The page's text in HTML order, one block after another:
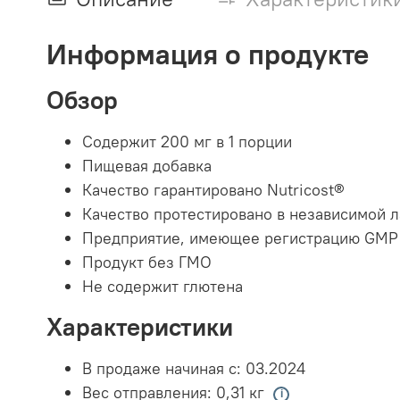
Информация о продукте
Обзор
Содержит 200 мг в 1 порции
Пищевая добавка
Качество гарантировано Nutricost®
Качество протестировано в независимой
Предприятие, имеющее регистрацию GMP
Продукт без ГМО
Не содержит глютена
Характеристики
В продаже начиная с: 03.2024
Вес отправления: 0,31 кг